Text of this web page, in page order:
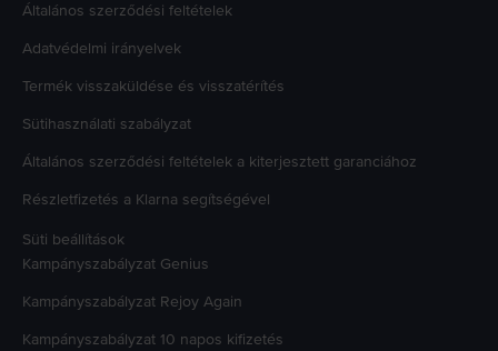
Általános szerződési feltételek
Adatvédelmi irányelvek
Termék visszaküldése és visszatérítés
Sütihasználati szabályzat
Általános szerződési feltételek a kiterjesztett garanciához
Részletfizetés a Klarna segítségével
Süti beállítások
Kampányszabályzat Genius
Kampányszabályzat Rejoy Again
Kampányszabályzat 10 napos kifizetés